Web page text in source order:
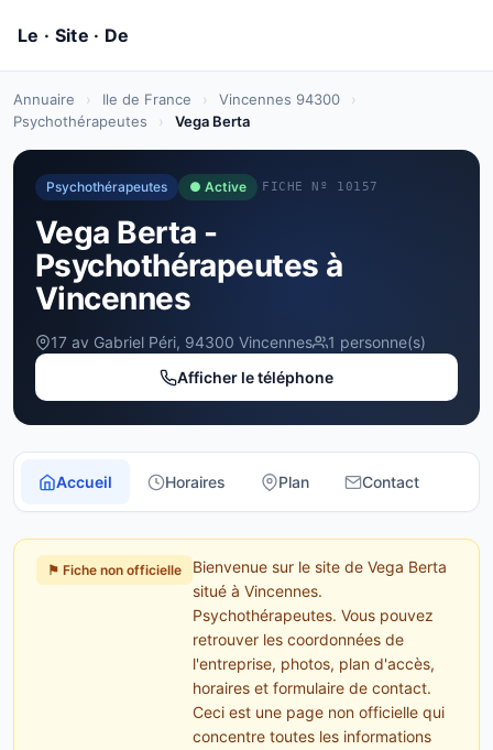
Annuaire › Ile de France › Vincennes 94300
›
Psychothérapeutes
› Vega Berta
Psychothérapeutes ● Active FICHE Nº 10157
Vega Berta -
Psychothérapeutes à
Vincennes
17 av Gabriel Péri, 94300 Vincennes
1 personne(s)
Afficher le téléphone
Accueil Horaires Plan Contact
⚑ Fiche non officielle
Bienvenue sur le site de Vega Berta
situé à Vincennes.
Psychothérapeutes. Vous pouvez
retrouver les coordonnées de
l'entreprise, photos, plan d'accès,
horaires et formulaire de contact.
Ceci est une page non officielle qui
concentre toutes les informations